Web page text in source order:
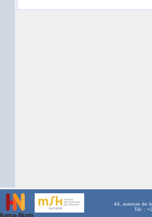
44, avenue de
Tél. :